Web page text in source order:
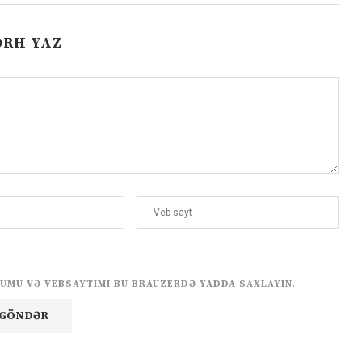
YAZ
VƏ VEBSAYTIMI BU BRAUZERDƏ YADDA SAXLAYIN.